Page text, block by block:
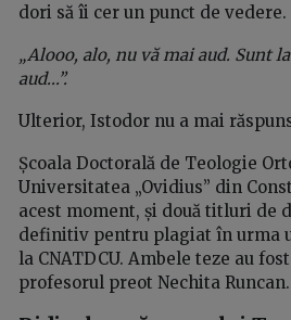
dori să îi cer un punct de vedere.
„Alooo, alo, nu vă mai aud. Sunt
aud...”.
Ulterior, Istodor nu a mai
Școala Doctorală de Teologie
Universitatea „Ovidius” din
acest moment, și două titluri de
definitiv pentru plagiat în urma
la CNATDCU. Ambele teze au
profesorul preot Nechita Runcan.